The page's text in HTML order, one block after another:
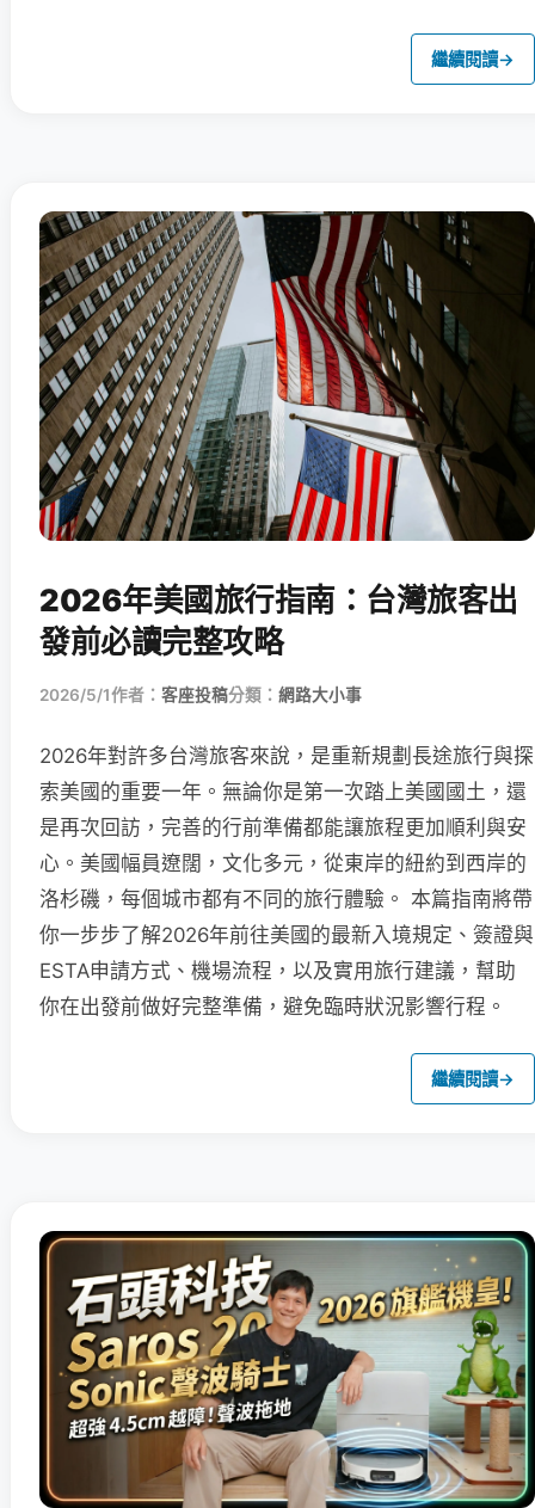
繼續閱讀→
2026年美國旅行指南：台灣旅客出
發前必讀完整攻略
2026/5/1作者： 客座投稿分類： 網路大小事
2026年對許多台灣旅客來說，是重新規劃長途旅行與探
索美國的重要一年。無論你是第一次踏上美國國土，還
是再次回訪，完善的行前準備都能讓旅程更加順利與安
心。美國幅員遼闊，文化多元，從東岸的紐約到西岸的
洛杉磯，每個城市都有不同的旅行體驗。 本篇指南將帶
你一步步了解2026年前往美國的最新入境規定、簽證與
ESTA申請方式、機場流程，以及實用旅行建議，幫助
你在出發前做好完整準備，避免臨時狀況影響行程。
繼續閱讀→